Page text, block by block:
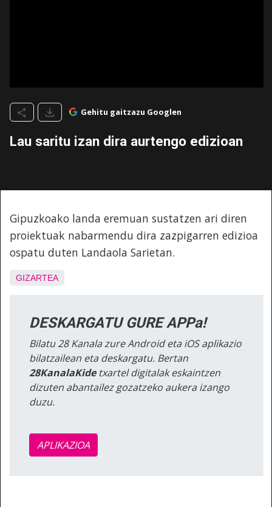
Gehitu gaitzazu Googlen
Lau saritu izan dira aurtengo edizioan
Gipuzkoako landa eremuan sustatzen ari diren
proiektuak nabarmendu dira zazpigarren edizioa
ospatu duten Landaola Sarietan.
GIZARTEA
DESKARGATU GURE APPa!
Bilatu 28 Kanala zure Android eta iOS aplikazio
bilatzailean eta deskargatu. Bertan
28KanalaKidetxartel digitalak eskaintzen
dizuten abantailez gozatzeko aukera izango
duzu.
APLIKAZIOA